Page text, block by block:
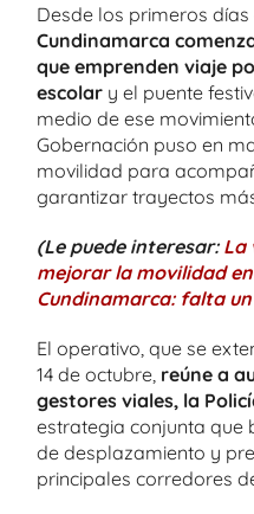
Desde los primeros días
Cundinamarca
que emprenden viaje
escolar y el puente
medio de ese
Gobernación puso en
movilidad para
garantizar trayectos
(Le puede interesar: La
mejorar la movilidad
Cundinamarca: falta
El operativo, que se
14 de octubre, reúne a
gestores viales, la
estrategia conjunta que
de desplazamiento y
principales corredores